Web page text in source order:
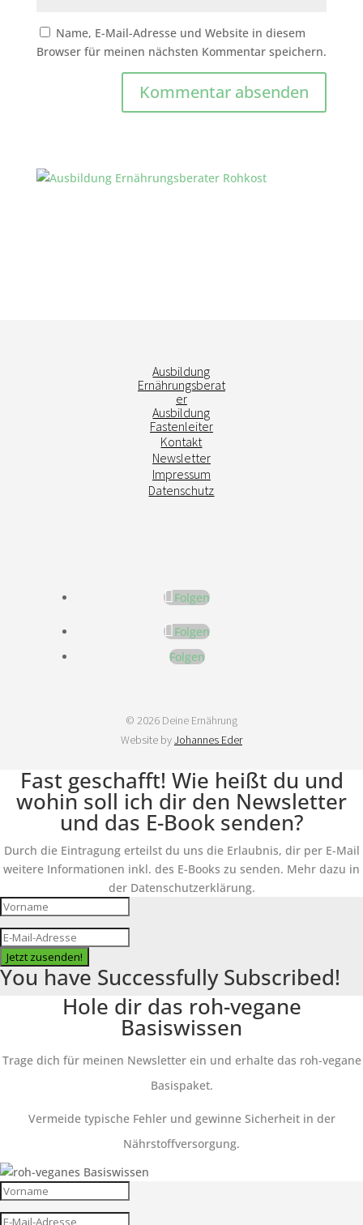
Name, E-Mail-Adresse und Website in diesem
Browser für meinen nächsten Kommentar speichern.
Ausbildung
Ernährungsberat
er
Ausbildung
Fastenleiter
Kontakt
Newsletter
Impressum
Datenschutz
Folgen
Folgen
Folgen
© 2026 Deine Ernährung
Website byJohannes Eder
Fast geschafft! Wie heißt du und
wohin soll ich dir den Newsletter
und das E-Book senden?
Durch die Eintragung erteilst du uns die Erlaubnis, dir per E-Mail
weitere Informationen inkl. des E-Books zu senden. Mehr dazu in
der Datenschutzerklärung.
Jetzt zusenden!
You have Successfully Subscribed!
Hole dir das roh-vegane
Basiswissen
Trage dich für meinen Newsletter ein und erhalte das roh-vegane
Basispaket.
Vermeide typische Fehler und gewinne Sicherheit in der
Nährstoffversorgung.